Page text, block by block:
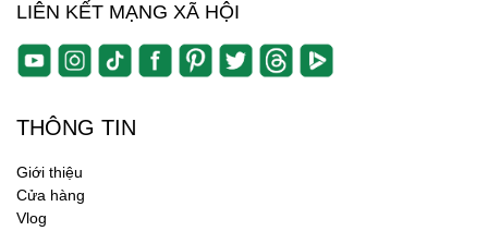
LIÊN KẾT MẠNG XÃ HỘI
THÔNG TIN
Giới thiệu
Cửa hàng
Vlog